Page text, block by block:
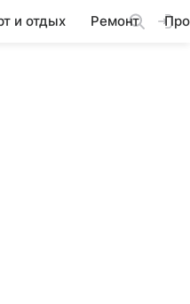
и отдых Ремонт